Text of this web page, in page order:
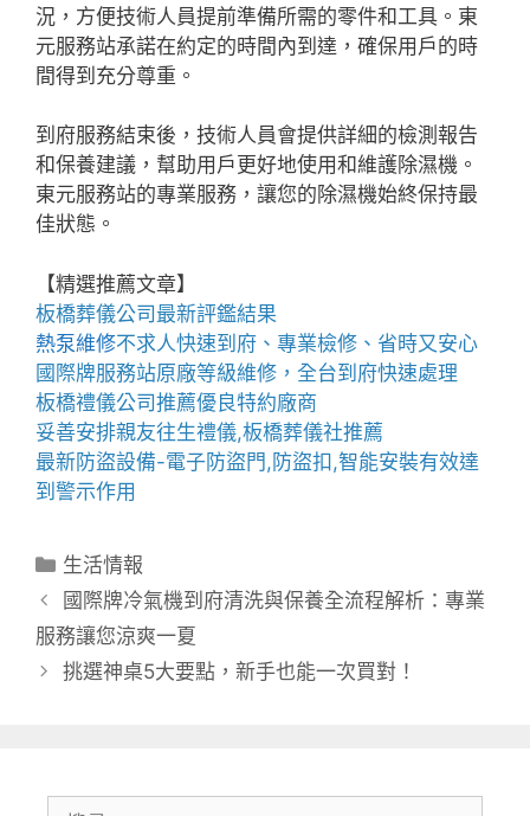
況，方便技術人員提前準備所需的零件和工具。東
元服務站承諾在約定的時間內到達，確保用戶的時
間得到充分尊重。
到府服務結束後，技術人員會提供詳細的檢測報告
和保養建議，幫助用戶更好地使用和維護除濕機。
東元服務站的專業服務，讓您的除濕機始終保持最
佳狀態。
【精選推薦文章】
板橋葬儀公司最新評鑑結果
熱泵維修不求人快速到府、專業檢修、省時又安心
國際牌服務站原廠等級維修，全台到府快速處理
板橋禮儀公司推薦優良特約廠商
妥善安排親友往生禮儀,板橋葬儀社推薦
最新防盜設備-電子防盜門 ,防盜扣,智能安裝有效達
到警示作用
分
類
生活情報
國際牌冷氣機到府清洗與保養全流程解析：專業
服務讓您涼爽一夏
挑選神桌5大要點，新手也能一次買對！